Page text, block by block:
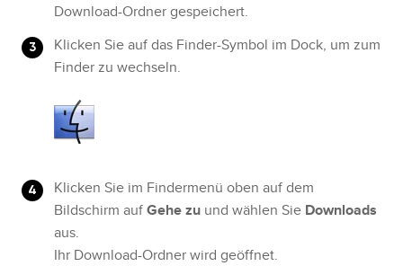
Download-Ordner gespeichert.
Klicken Sie auf das Finder-Symbol im Dock, um zum
Finder zu wechseln.
Klicken Sie im Findermenü oben auf dem
Bildschirm aufGehe zu und wählen Sie Downloads
aus.
Ihr Download-Ordner wird geöffnet.